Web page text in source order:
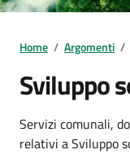
Home / Argomenti /
Sviluppo
Dettagli
Servizi comunali,
relativi a Sviluppo